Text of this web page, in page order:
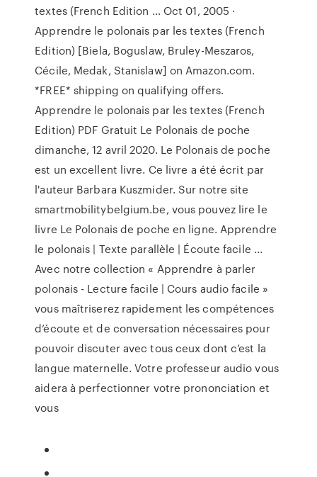
textes (French Edition ... Oct 01, 2005 ·
Apprendre le polonais par les textes (French
Edition) [Biela, Boguslaw, Bruley-Meszaros,
Cécile, Medak, Stanislaw] on Amazon.com.
*FREE* shipping on qualifying offers.
Apprendre le polonais par les textes (French
Edition) PDF Gratuit Le Polonais de poche
dimanche, 12 avril 2020. Le Polonais de poche
est un excellent livre. Ce livre a été écrit par
l'auteur Barbara Kuszmider. Sur notre site
smartmobilitybelgium.be, vous pouvez lire le
livre Le Polonais de poche en ligne. Apprendre
le polonais | Texte parallèle | Écoute facile ...
Avec notre collection « Apprendre à parler
polonais - Lecture facile | Cours audio facile »
vous maîtriserez rapidement les compétences
d’écoute et de conversation nécessaires pour
pouvoir discuter avec tous ceux dont c’est la
langue maternelle. Votre professeur audio vous
aidera à perfectionner votre prononciation et
vous